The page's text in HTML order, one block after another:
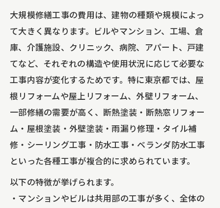
大規模修繕工事の費用は、建物の種類や規模によっ
て大きく異なります。ビルやマンション、工場、倉
庫、介護施設、クリニック、病院、アパート、戸建
てなど、それぞれの構造や使用状況に応じて必要な
工事内容が変化するためです。特に東京都では、屋
根リフォームや屋上リフォーム、外壁リフォーム、
一部修繕の需要が高く、断熱塗装・断熱窓リフォー
ム・屋根塗装・外壁塗装・雨漏り修理・タイル補
修・シーリング工事・防水工事・ベランダ防水工事
といった各種工事が複合的に求められています。
以下の特徴が挙げられます。
・マンションやビルは共用部の工事が多く、全体の